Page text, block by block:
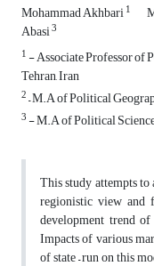
Mohammad Akhbari1
Abasi3
1 - Associate Professor of
Tehran, Iran
2– M.A of Political
3 - M.A of Political
This study attempts
regionistic view and
development trend
Impacts of various
of state – run on this